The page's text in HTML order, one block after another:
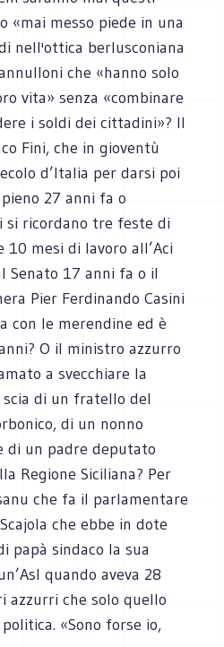
«mai messo piede in una
nell'ottica berlusconiana
che «hanno solo
vita» senza «combinare
i soldi dei cittadini»? Il
Fini, che in gioventù
d’Italia per darsi poi
27 anni fa o
si ricordano tre feste di
10 mesi di lavoro all’Aci
Senato 17 anni fa o il
Pier Ferdinando Casini
con le merendine ed è
O il ministro azzurro
a svecchiare la
di un fratello del
di un nonno
di un padre deputato
Regione Siciliana? Per
che fa il parlamentare
che ebbe in dote
papà sindaco la sua
quando aveva 28
che solo quello
«Sono forse io,